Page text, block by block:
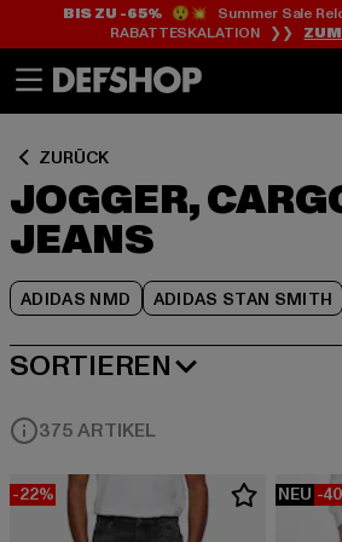
Zum
Inhalt
Zum
BIS ZU -65%😲💥 Summer Sale
RABATTESKALATION ❯❯
ZURÜCK
JOGGER,
JEANS
ADIDAS NMD ADIDAS STAN SMITH
Zum
SORTIEREN
BELIEBTESTE
375 ARTIKEL
-22% NEU -